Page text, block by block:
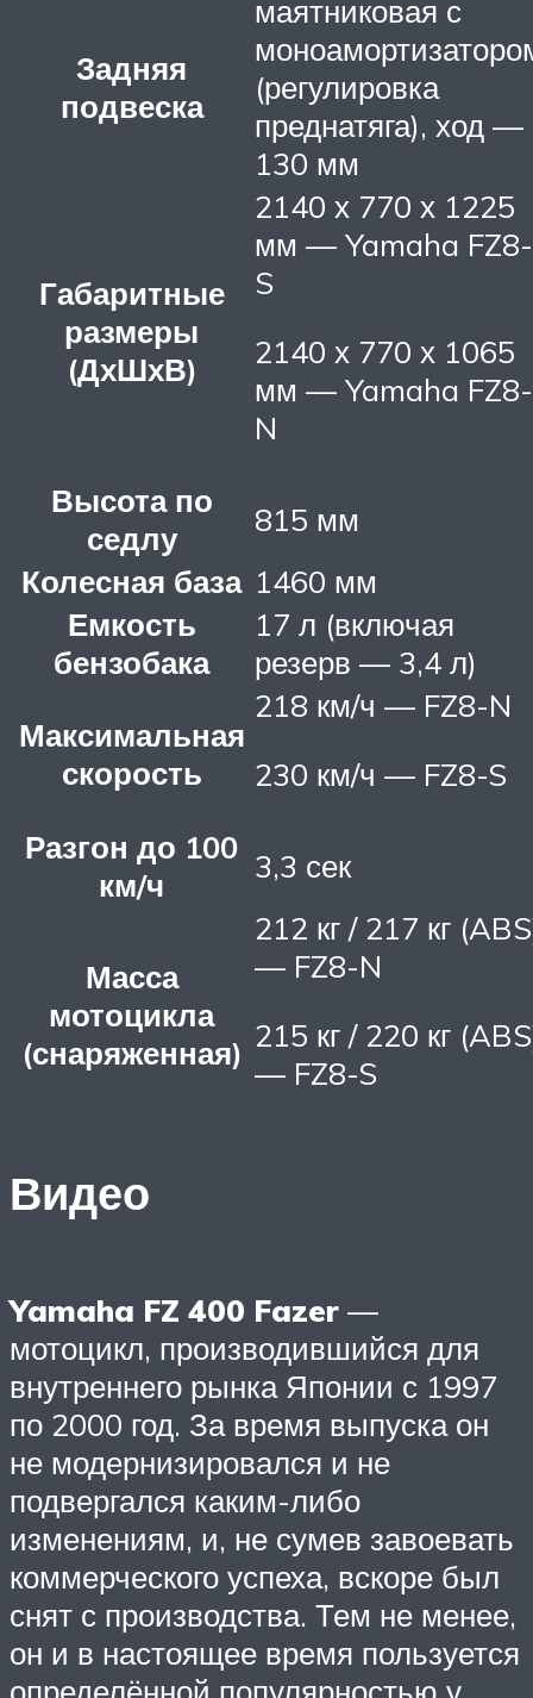
Задняя
подвеска
маятниковая с
(регулировка
преднатяга), ход —
130 мм
Габаритные
размеры
(ДхШхВ)
2140 х 770 х 1225
мм — Yamaha FZ8-
S
2140 х 770 х 1065
мм — Yamaha FZ8-
N
Высота по
седлу
815 мм
Колесная база 1460 мм
Емкость
бензобака
17 л (включая
резерв — 3,4 л)
Максимальная
скорость
218 км/ч — FZ8-N
230 км/ч — FZ8-S
Разгон до 100
км/ч
3,3 сек
Масса
мотоцикла
(снаряженная)
212 кг / 217 кг
— FZ8-N
215 кг / 220 кг
— FZ8-S
Видео
Yamaha FZ 400 Fazer —
мотоцикл, производившийся для
внутреннего рынка Японии с 1997
по 2000 год. За время выпуска он
не модернизировался и не
подвергался каким-либо
изменениям, и, не сумев завоевать
коммерческого успеха, вскоре был
снят с производства. Тем не менее,
он и в настоящее время пользуется
определённой популярностью у